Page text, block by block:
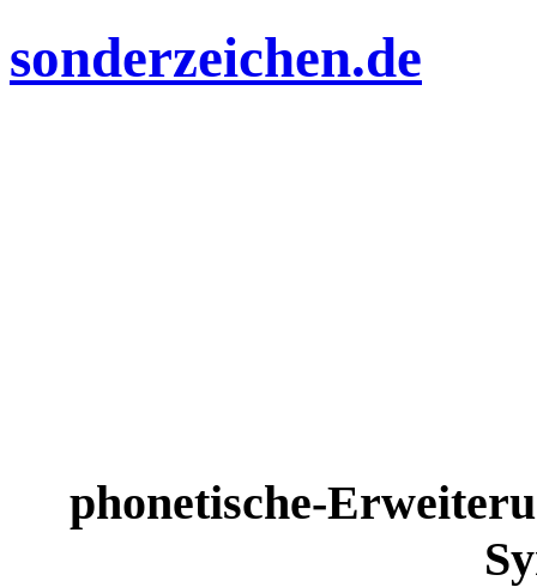
sonderzeichen.de
phonetische-